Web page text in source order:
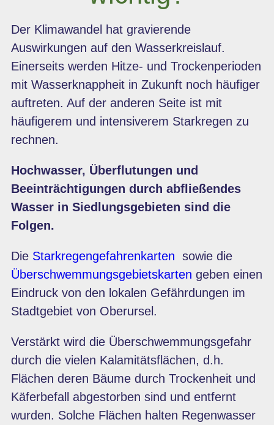
Der Klimawandel hat gravierende
Auswirkungen auf den Wasserkreislauf.
Einerseits werden Hitze- und Trockenperioden
mit Wasserknappheit in Zukunft noch häufiger
auftreten. Auf der anderen Seite ist mit
häufigerem und intensiverem Starkregen zu
rechnen.
Hochwasser, Überflutungen und
Beeinträchtigungen durch abfließendes
Wasser in Siedlungsgebieten sind die
Folgen.
Die Starkregengefahrenkarten sowie die
Überschwemmungsgebietskarten geben einen
Eindruck von den lokalen Gefährdungen im
Stadtgebiet von Oberursel.
Verstärkt wird die Überschwemmungsgefahr
durch die vielen Kalamitätsflächen, d.h.
Flächen deren Bäume durch Trockenheit und
Käferbefall abgestorben sind und entfernt
wurden. Solche Flächen halten Regenwasser